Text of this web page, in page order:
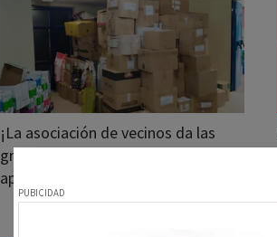
¡La asociación de vecinos da las
gracias a todos los que hemos
apoyado a Valencia!